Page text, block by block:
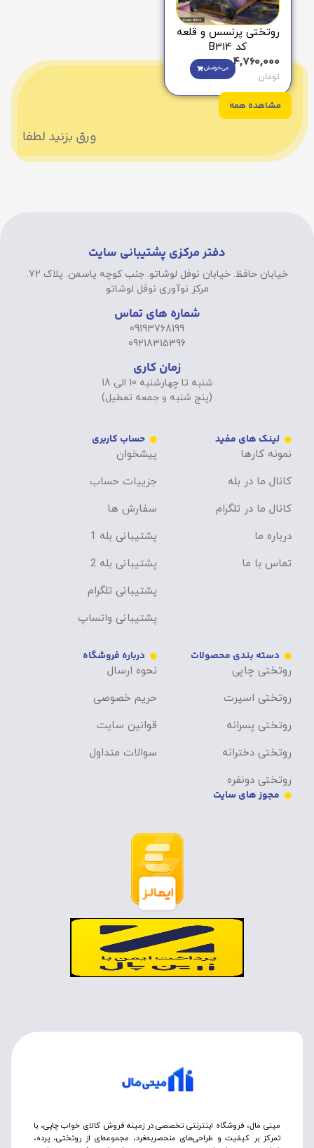
روتختی پرنسس و قلعه
کد B314
4,760,000
تومان
می‌خوامش
مشاهده همه
ورق بزنید لطفا
دفتر مرکزی پشتیبانی سایت
خیابان حافظ. خیابان نوفل لوشاتو. جنب کوچه یاسمن. پلاک 72.
مرکز نوآوری نوفل لوشاتو
شماره های تماس
09193768199
09218315396
زمان کاری
شنبه تا چهارشنبه 10 الی 18
(پنج شنبه و جمعه تعطیل)
لینک های مفید
نمونه کارها
کانال ما در بله
کانال ما در تلگرام
درباره ما
تماس با ما
حساب کاربری
پیشخوان
جزییات حساب
سفارش ها
پشتیبانی بله 1
پشتیبانی بله 2
پشتیبانی تلگرام
پشتیبانی واتساپ
دسته بندی محصولات
روتختی چاپی
روتختی اسپرت
روتختی پسرانه
روتختی دخترانه
روتختی دونفره
درباره فروشگاه
نحوه ارسال
حریم خصوصی
قوانین سایت
سوالات متداول
مجوز های سایت
مینی مال، فروشگاه اینترنتی تخصصی در زمینه فروش کالای خواب چاپی، با
تمرکز بر کیفیت و طراحی‌های منحصربه‌فرد، مجموعه‌ای از روتختی‌، پرده،